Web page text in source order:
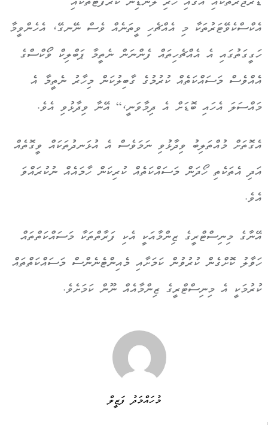
އެކްސްކެވޭޓަރުތަކާ މި އެއްޗެހި ވީތަނެއް ވެސް ނޭނގޭ، އެހެންވީމާ
ހަގީގަތުގައި އެ އެއްޗެހިތައް ފެންނަން ނެތީމާ ޕަބްލިކް ވޯކްސްގެ
އެއްވެސް މަސައްކަތެއް ކުރުމުގެ ގާބިލުކަން މިހާރު ނެތީމާ އެ
މައްސަލަ އެހައި ބޮޑަށް އެ ދިމާވަނީ،“ އޭނާ ވިދާޅުވި އެވެ.
އެގޮތަށް މުއްތަލިބު ވިދާޅުވި ނަމަވެސް އެ އުޅަނދުތަކައް ވީގޮތެއް
އަދި އެތަކެތި ހޯދަން މަސައްކަތެއް ކުރިކަން ހާމައެއް ނުކުރައްވަ
އެވެ.
އޭނާގެ މިނިސްޓްރީގެ ޒިންމާއަކީ އެކި ފަރާތްތަކާ މަސައްކަތްތައް
ހަވާލު ކޮށްގެން ކުރުވުން ކަމަށާއި މެއިންޓެނެންސް މަސައްކަތްތައް
ކުރުމަކީ އެ މިނިސްޓްރީގެ ޒިންމާއެއް ނޫން ކަމަށެވެ.
މުހައްމަދު ފަޒީލް